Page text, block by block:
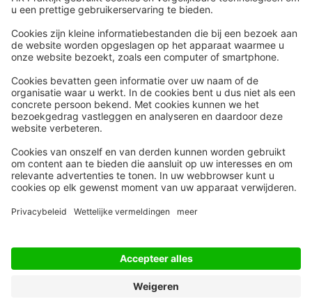
Snel naar
Nieuws
Whitepapers
Webinars
Word lid
Contact
Meer
HR Academy
HR Podcast
CHRO
HR Day
Volg Ons
Alle rechten voorbehouden
Privacyinstellingen
Algemene Voorwaarden